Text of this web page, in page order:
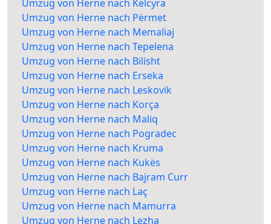
Umzug von Herne nach Këlcyra
Umzug von Herne nach Përmet
Umzug von Herne nach Memaliaj
Umzug von Herne nach Tepelena
Umzug von Herne nach Bilisht
Umzug von Herne nach Erseka
Umzug von Herne nach Leskovik
Umzug von Herne nach Korça
Umzug von Herne nach Maliq
Umzug von Herne nach Pogradec
Umzug von Herne nach Kruma
Umzug von Herne nach Kukës
Umzug von Herne nach Bajram Curr
Umzug von Herne nach Laç
Umzug von Herne nach Mamurra
Umzug von Herne nach Lezha